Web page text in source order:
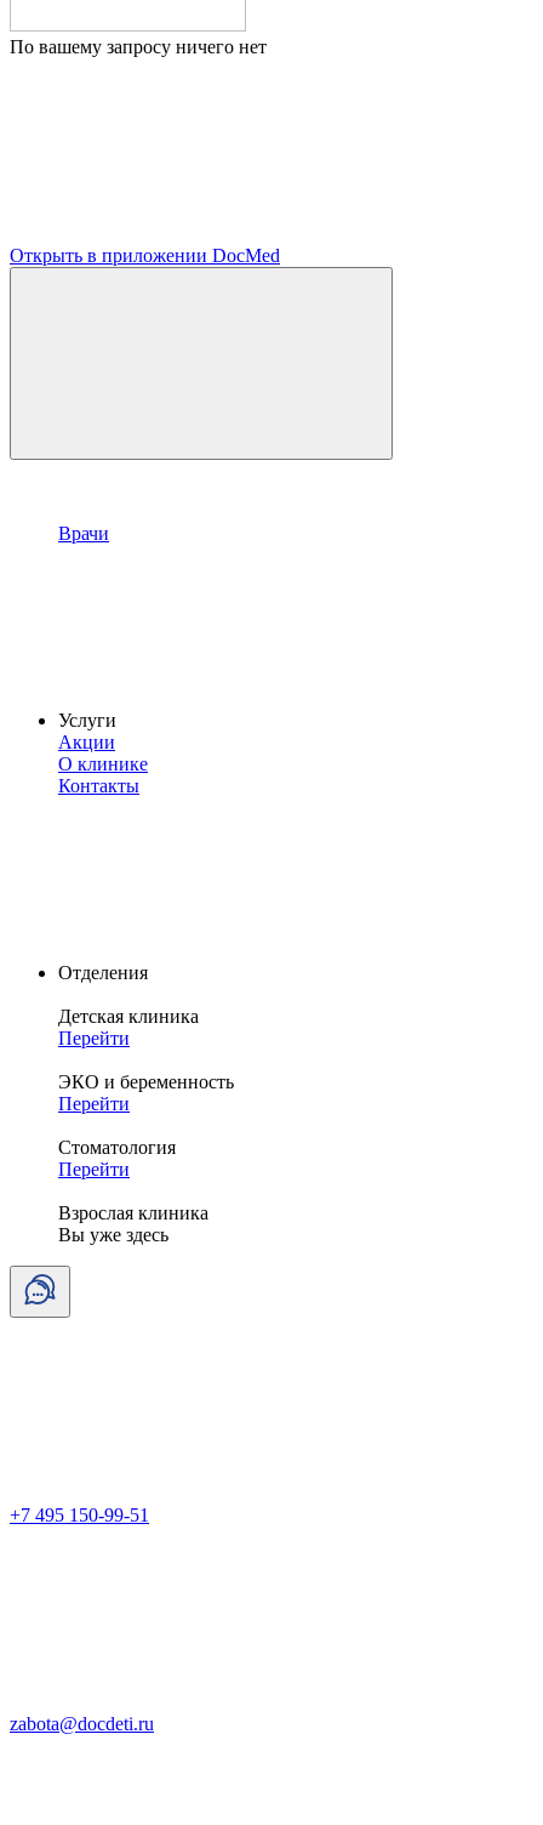
По вашему запросу ничего нет
Открыть в приложении DocMed
Врачи
Услуги
Акции
О клинике
Контакты
Отделения
Детская клиника
Перейти
ЭКО и беременность
Перейти
Стоматология
Перейти
Взрослая клиника
Вы уже здесь
+7 495 150-99-51
zabota@docdeti.ru